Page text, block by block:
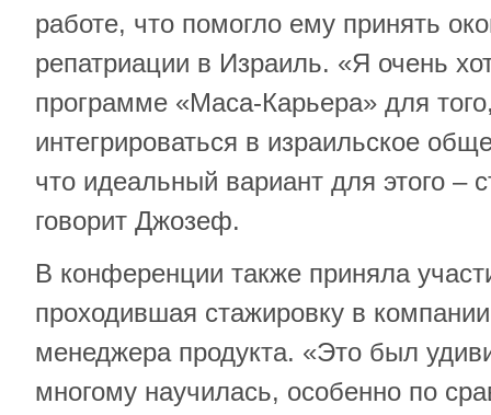
работе, что помогло ему принять
репатриации в Израиль. «Я очень
программе «Маса-Карьера» для
интегрироваться в израильское
что идеальный вариант для этого –
говорит Джозеф.
В конференции также приняла
проходившая стажировку в
менеджера продукта. «Это был
многому научилась, особенно по